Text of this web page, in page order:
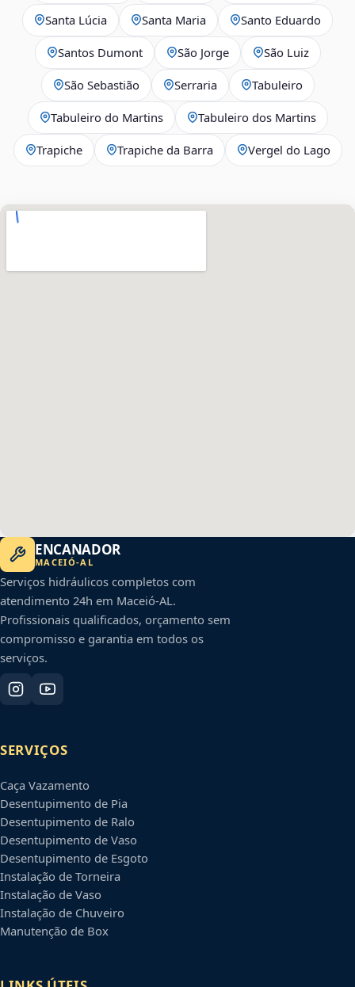
Santa Lúcia Santa Maria Santo Eduardo
Santos Dumont São Jorge São Luiz
São Sebastião Serraria Tabuleiro
Tabuleiro do Martins Tabuleiro dos Martins
Trapiche Trapiche da Barra Vergel do Lago
ENCANADOR
MACEIÓ-AL
Serviços hidráulicos completos com
atendimento 24h em Maceió-AL.
Profissionais qualificados, orçamento sem
compromisso e garantia em todos os
serviços.
SERVIÇOS
Caça Vazamento
Desentupimento de Pia
Desentupimento de Ralo
Desentupimento de Vaso
Desentupimento de Esgoto
Instalação de Torneira
Instalação de Vaso
Instalação de Chuveiro
Manutenção de Box